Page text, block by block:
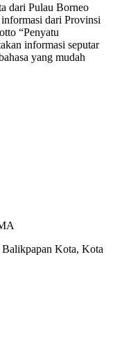
dari Pulau Borneo
dari Provinsi
“Penyatu
informasi seputar
yang mudah
Kota, Kota